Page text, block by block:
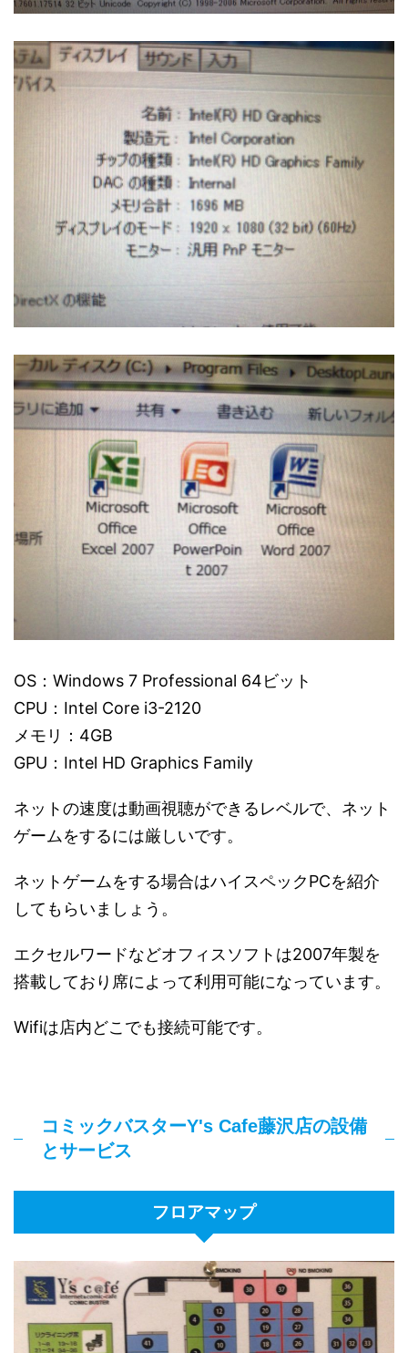
OS：Windows 7 Professional 64ビット
CPU：Intel Core i3-2120
メモリ：4GB
GPU：Intel HD Graphics Family
ネットの速度は動画視聴ができるレベルで、ネット
ゲームをするには厳しいです。
ネットゲームをする場合はハイスペックPCを紹介
してもらいましょう。
エクセルワードなどオフィスソフトは2007年製を
搭載しており席によって利用可能になっています。
Wifiは店内どこでも接続可能です。
コミックバスターY's Cafe藤沢店の設備
とサービス
フロアマップ